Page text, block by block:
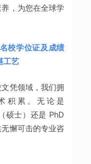
，为您在全球学
校学位证及成绩
工艺
凭领域，我们拥
积累。无论是
硕士）还是 PhD
懈可击的专业咨